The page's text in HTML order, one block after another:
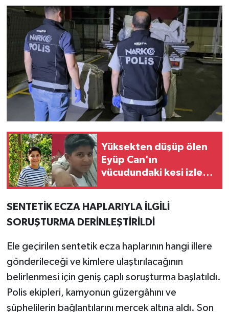
Yüksekten düşüp ölen
Eyüp Can'ın
vücudundaki kesi izleri
SENTETİK ECZA HAPLARIYLA İLGİLİ
SORUŞTURMA DERİNLEŞTİRİLDİ
Ele geçirilen sentetik ecza haplarının hangi illere
gönderileceği ve kimlere ulaştırılacağının
belirlenmesi için geniş çaplı soruşturma başlatıldı.
Polis ekipleri, kamyonun güzergâhını ve
şüphelilerin bağlantılarını mercek altına aldı. Son